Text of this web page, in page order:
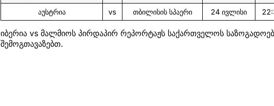
აუსტრია
vs თბილისის სპაერი 24 ივლისი
იბერია vs მალმიოს პირდაპირ რეპორტაჟს საქართველოს
შემოგთავაზებთ.